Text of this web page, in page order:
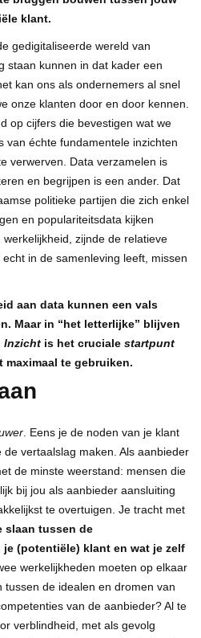
klant.
gedigitaliseerde wereld van
staan kunnen in dat kader een
kan ons als ondernemers al snel
onze klanten door en door kennen.
op cijfers die bevestigen wat we
van échte fundamentele inzichten
verwerven. Data verzamelen is
en begrijpen is een ander. Dat
politieke partijen die zich enkel
en populariteitsdata kijken
zijnde de relatieve
in de samenleving leeft, missen
aan data kunnen een vals
Maar in “het letterlijke” blijven
Inzicht is het cruciale startpunt
te gebruiken.
. Eens je de noden van je klant
vertaalslag maken. Als aanbieder
de minste weerstand: mensen die
bij jou als aanbieder aansluiting
te overtuigen. Je tracht met
slaan tussen de
(potentiële) klant en wat je zelf
werkelijkheden moeten op elkaar
de idealen en dromen van
van de aanbieder? Al te
verblindheid, met als gevolg